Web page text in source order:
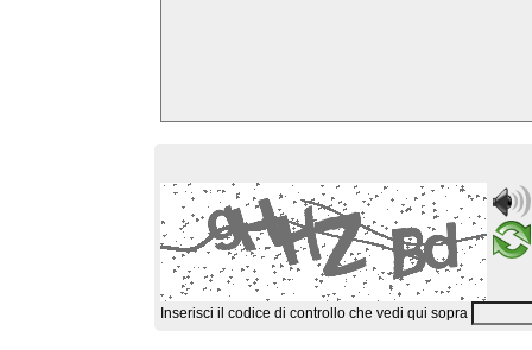
Inserisci il codice di controllo che vedi qui sopra